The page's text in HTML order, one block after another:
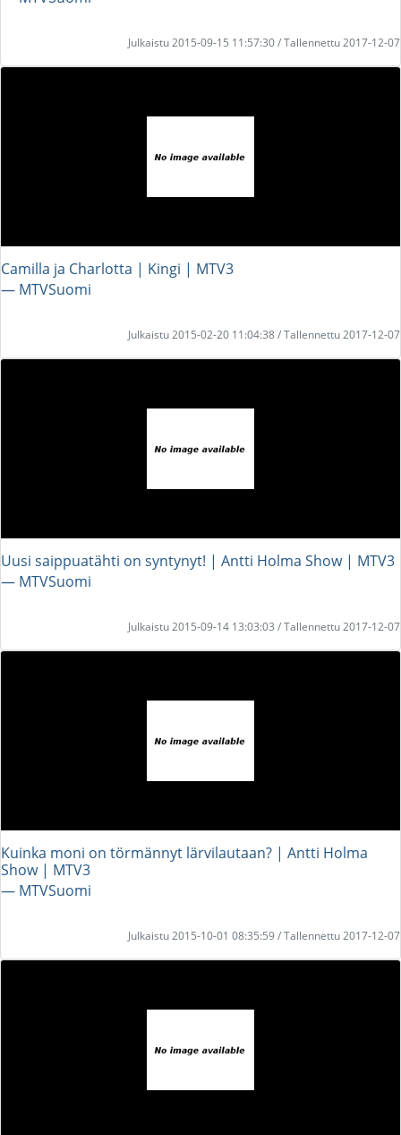
Julkaistu 2015-09-15 11:57:30 / Tallennettu 2017-12-07
Camilla ja Charlotta | Kingi | MTV3
― MTVSuomi
Julkaistu 2015-02-20 11:04:38 / Tallennettu 2017-12-07
Uusi saippuatähti on syntynyt! | Antti Holma Show | MTV3
― MTVSuomi
Julkaistu 2015-09-14 13:03:03 / Tallennettu 2017-12-07
Kuinka moni on törmännyt lärvilautaan? | Antti Holma
Show | MTV3
― MTVSuomi
Julkaistu 2015-10-01 08:35:59 / Tallennettu 2017-12-07